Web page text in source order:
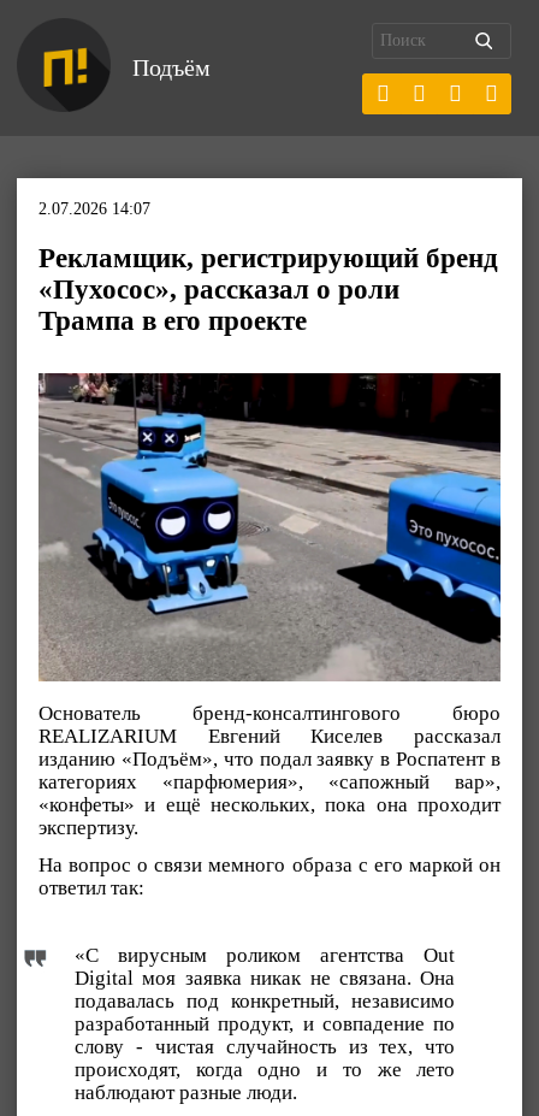
Подъём
2.07.2026 14:07
Рекламщик, регистрирующий бренд
«Пухосос», рассказал о роли
Трампа в его проекте
Основатель бренд-консалтингового бюро
REALIZARIUM Евгений Киселев рассказал
изданию «Подъём», что подал заявку в Роспатент в
категориях «парфюмерия», «сапожный вар»,
«конфеты» и ещё нескольких, пока она проходит
экспертизу.
На вопрос о связи мемного образа с его маркой он
ответил так:
«С вирусным роликом агентства Out
Digital моя заявка никак не связана. Она
подавалась под конкретный, независимо
разработанный продукт, и совпадение по
слову - чистая случайность из тех, что
происходят, когда одно и то же лето
наблюдают разные люди.